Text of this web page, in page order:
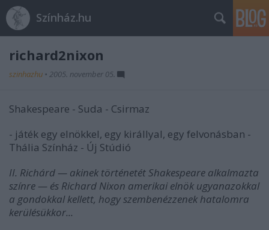
Színház.hu
richard2nixon
szinhazhu • 2005. november 05.
Shakespeare - Suda - Csirmaz
- játék egy elnökkel, egy királlyal, egy felvonásban -
Thália Színház - Új Stúdió
II. Richárd — akinek történetét Shakespeare alkalmazta
színre — és Richard Nixon amerikai elnök ugyanazokkal
a gondokkal kellett, hogy szembenézzenek hatalomra
kerülésükkor...